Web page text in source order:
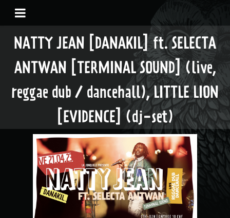
NATTY JEAN [DANAKIL] ft. SELECTA
ANTWAN [TERMINAL SOUND] (live,
reggae dub / dancehall), LITTLE LION
[EVIDENCE] (dj-set)